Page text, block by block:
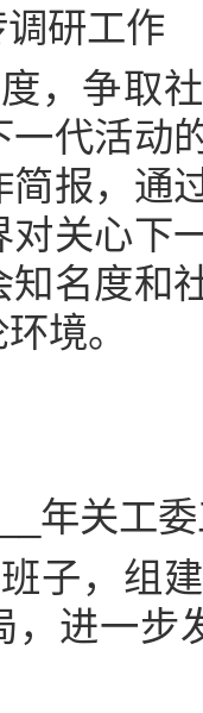
调研工作
，争取
一代活动
报，通
关心下
名度和
境。
年关工
子，组
进一步